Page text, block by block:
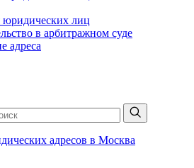
юридических лиц
в арбитражном суде
адреса
адресов в Москва